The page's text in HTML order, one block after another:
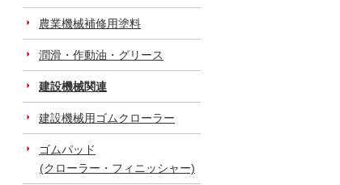
農業機械補修用塗料
潤滑・作動油・グリース
建設機械関連
建設機械用ゴムクローラー
ゴムパッド
(クローラー・フィニッシャー)